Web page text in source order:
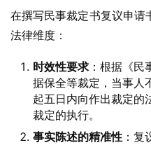
在撰写民事裁定书复议申请
法律维度：
时效性要求：根据《民
据保全等裁定，当事人
起五日内向作出裁定的
裁定的执行。
事实陈述的精准性 ：